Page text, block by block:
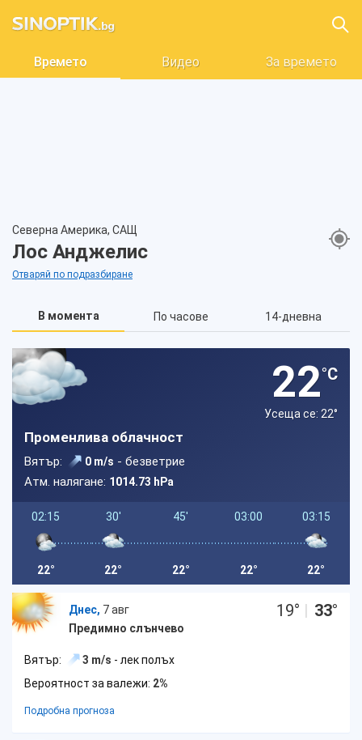
Времето Видео За времето
Северна Америка, САЩ
Лос Анджелис
Отваряй по подразбиране
В момента По часове 14-дневна
22°C
Усеща се: 22°
Променлива облачност
Вятър: 0 m/s - безветрие
Атм. налягане: 1014.73 hPa
02:15
22°
30'
22°
45'
22°
03:00
22°
03:15
22°
Днес, 7 авг
Предимно слънчево
19° | 33°
Вятър: 3 m/s - лек полъх
Вероятност за валежи: 2%
Подробна прогноза